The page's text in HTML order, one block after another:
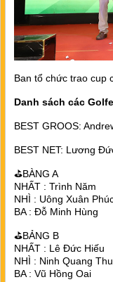
Ban tổ chức trao cup
Danh sách các
BEST GROOS:
BEST NET: Lương
⛳️BÀNG A
NHẤT : Trình Năm
NHÌ : Uông Xuân
BA : Đỗ Minh Hùng
⛳️BẢNG B
NHẤT : Lê Đức Hiếu
NHÌ : Ninh Quang
BA : Vũ Hồng Oai